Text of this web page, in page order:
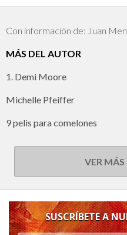
Con información de: Juan
MÁS DEL AUTOR
1. Demi Moore
Michelle Pfeiffer
9 pelis para comelones
VER
SUSCRÍBETE A